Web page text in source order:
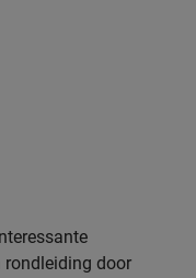
rondleiding door